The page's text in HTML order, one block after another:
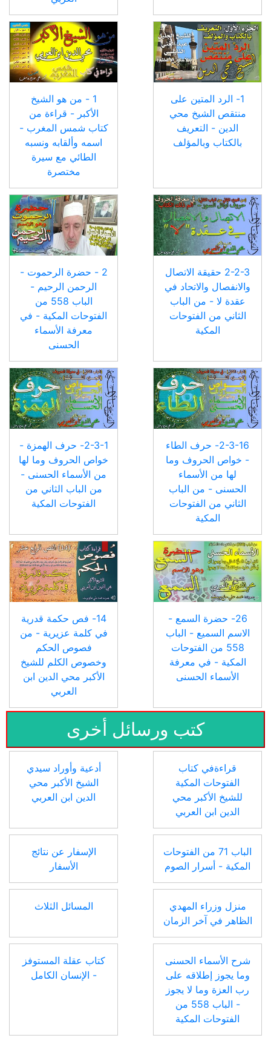
1- الرد المتين على
منتقص الشيخ محي
الدين - التعريف
بالكتاب وبالمؤلف
1 - من هو الشيخ
الأكبر - قراءة من
كتاب شمس المغرب -
اسمه وألقابه ونسبه
الطائي مع سيرة
مختصرة
2-2-3 حقيقة الاتصال
والانفصال والاتحاد في
عقدة لا - من الباب
الثاني من الفتوحات
المكية
2 - حضرة الرحموت -
الرحمن الرحيم -
الباب 558 من
الفتوحات المكية - في
معرفة الأسماء
الحسنى
2-3-16- حرف الطاء
- خواص الحروف وما
لها من الأسماء
الحسنى - من الباب
الثاني من الفتوحات
المكية
2-3-1- حرف الهمزة -
خواص الحروف وما لها
من الأسماء الحسنى -
من الباب الثاني من
الفتوحات المكية
26- حضرة السمع -
الاسم السميع - الباب
558 من الفتوحات
المكية - في معرفة
الأسماء الحسنى
14- فص حكمة قدرية
في كلمة عزيرية - من
فصوص الحكم
وخصوص الكلم للشيخ
الأكبر محي الدين ابن
العربي
كتب ورسائل أخرى
قراءةفي كتاب
الفتوحات المكية
للشيخ الأكبر محي
الدين ابن العربي
أدعية وأوراد سيدي
الشيخ الأكبر محي
الدين ابن العربي
الباب 71 من الفتوحات
المكية - أسرار الصوم
الإسفار عن نتائج
الأسفار
منزل وزراء المهدي
الظاهر في آخر الزمان
المسائل الثلاث
شرح الأسماء الحسنى
وما يجوز إطلاقه على
رب العزة وما لا يجوز
- الباب 558 من
الفتوحات المكية
كتاب عقلة المستوفز
- الإنسان الكامل